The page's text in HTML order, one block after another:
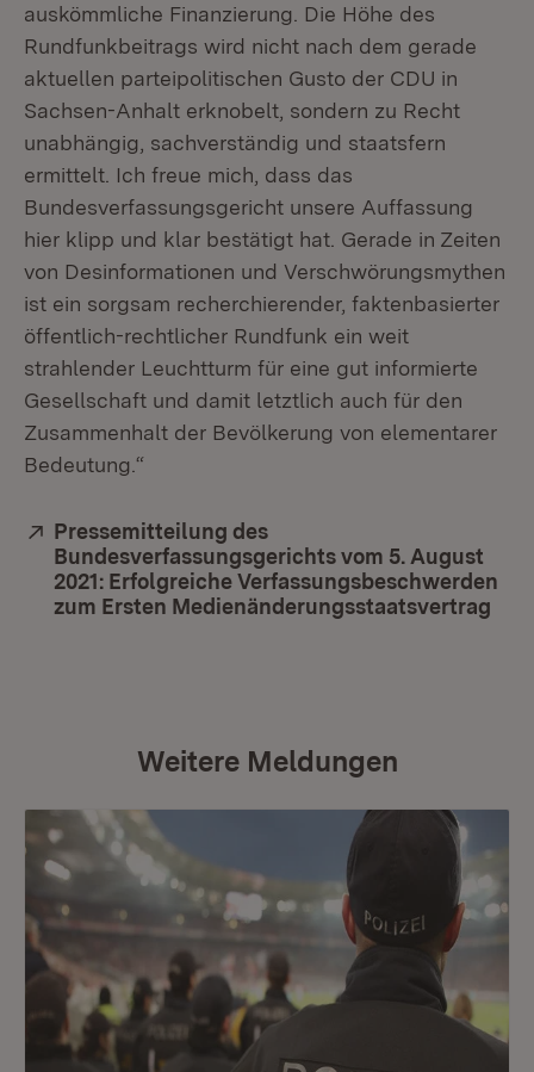
auskömmliche Finanzierung. Die Höhe des
Rundfunkbeitrags wird nicht nach dem gerade
aktuellen parteipolitischen Gusto der CDU in
Sachsen-Anhalt erknobelt, sondern zu Recht
unabhängig, sachverständig und staatsfern
ermittelt. Ich freue mich, dass das
Bundesverfassungsgericht unsere Auffassung
hier klipp und klar bestätigt hat. Gerade in Zeiten
von Desinformationen und Verschwörungsmythen
ist ein sorgsam recherchierender, faktenbasierter
öffentlich-rechtlicher Rundfunk ein weit
strahlender Leuchtturm für eine gut informierte
Gesellschaft und damit letztlich auch für den
Zusammenhalt der Bevölkerung von elementarer
Bedeutung.“
Extern:
Pressemitteilung des
Bundesverfassungsgerichts vom 5. August
2021: Erfolgreiche Verfassungsbeschwerden
zum Ersten Medienänderungsstaatsvertrag
Weitere Meldungen